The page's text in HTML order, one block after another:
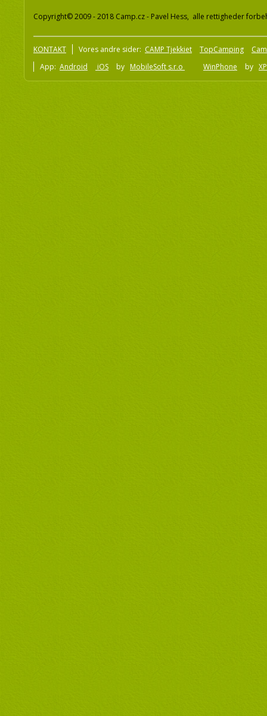
Copyright© 2009 - 2018 Camp.cz - Pavel Hess, alle rettigheder
KONTAKT Vores andre sider: CAMP Tjekkiet TopCamping
App: Android iOS by MobileSoft s.r.o WinPhone by